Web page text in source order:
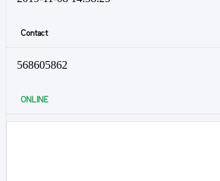
Contact
568605862
ONLINE